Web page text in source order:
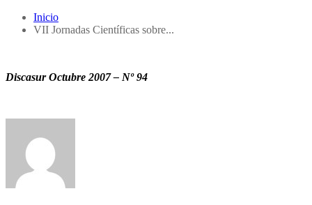
Inicio
VII Jornadas Científicas sobre...
Discasur Octubre 2007 – Nº 94